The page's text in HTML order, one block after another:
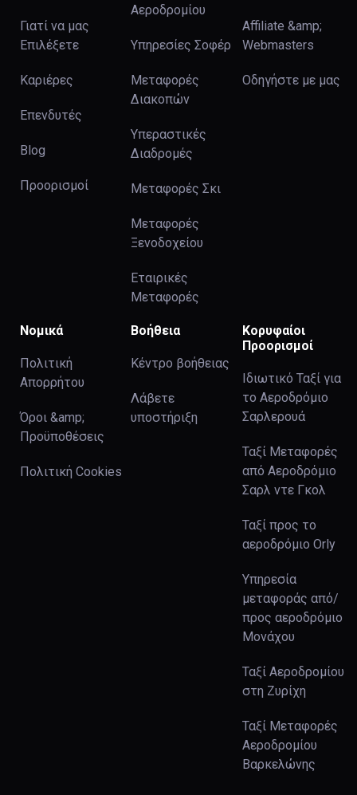
Γιατί να μας
Επιλέξετε
Καριέρες
Επενδυτές
Blog
Προορισμοί
Αεροδρομίου
Υπηρεσίες Σοφέρ
Μεταφορές
Διακοπών
Υπεραστικές
Διαδρομές
Μεταφορές Σκι
Μεταφορές
Ξενοδοχείου
Εταιρικές
Μεταφορές
Affiliate &amp;
Webmasters
Οδηγήστε με μας
Νομικά
Πολιτική
Απορρήτου
Όροι &amp;
Προϋποθέσεις
Πολιτική Cookies
Βοήθεια
Κέντρο βοήθειας
Λάβετε
υποστήριξη
Κορυφαίοι
Προορισμοί
Ιδιωτικό Ταξί για
το Αεροδρόμιο
Σαρλερουά
Ταξί Μεταφορές
από Αεροδρόμιο
Σαρλ ντε Γκολ
Ταξί προς το
αεροδρόμιο Orly
Υπηρεσία
μεταφοράς από/
προς αεροδρόμιο
Μονάχου
Ταξί Αεροδρομίου
στη Ζυρίχη
Ταξί Μεταφορές
Αεροδρομίου
Βαρκελώνης